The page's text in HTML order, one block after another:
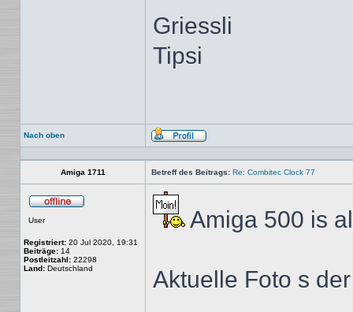
Griessli
Tipsi
Nach oben
Profil
Amiga 1711 Betreff des Beitrags: Re: Combitec Clock 77
User
Registriert: 20 Jul 2020, 19:31
Beiträge: 14
Postleitzahl: 22298
Land: Deutschland
Amiga 500 is
Aktuelle Foto s